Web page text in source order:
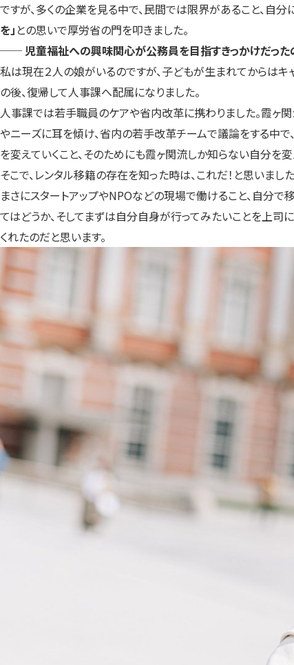
ですが、多くの企業を見る中で、民間では限界があること、自
を」 との思いで厚労省の門を叩きました。
── 児童福祉への興味関心が公務員を目指すきっかけだった
私は現在２人の娘がいるのですが、子どもが生まれてからはキ
の後、復帰して人事課へ配属になりました。
人事課では若手職員のケアや省内改革に携わりました。霞ヶ
やニーズに耳を傾け、省内の若手改革チームで議論をする中
を変えていくこと、そのためにも霞ヶ関流しか知らない自分を
そこで、レンタル移籍の存在を知った時は、これだ！と思いました
まさにスタートアップやNPOなどの現場で働けること、自分
てはどうか、そしてまずは自分自身が行ってみたいことを上司
くれたのだと思います。